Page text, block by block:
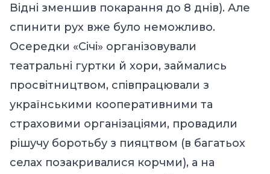
Відні зменшив покарання до 8 днів). Але
спинити рух вже було неможливо.
Осередки «Січі» організовували
театральні гуртки й хори, займались
просвітництвом, співпрацювали з
українськими кооперативними та
страховими організаціями, провадили
рішучу боротьбу з пияцтвом (в багатьох
селах позакривалися корчми), а на